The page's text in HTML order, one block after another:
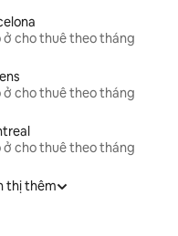
ở cho thuê theo tháng
ở cho thuê theo tháng
ở cho thuê theo tháng
thị thêm